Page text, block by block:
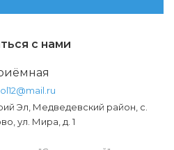
с нами
Эл, Медведевский район, с.
ул. Мира, д. 1